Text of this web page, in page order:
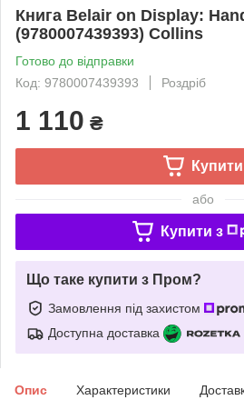
Книга Belair on Display:
(9780007439393) Collins
Готово до відправки
Код: 9780007439393
Роздріб
1 110 ₴
Купити
або
Купити з
Що таке купити з Пром?
Замовлення під захистом
Доступна доставка
Опис Характеристики